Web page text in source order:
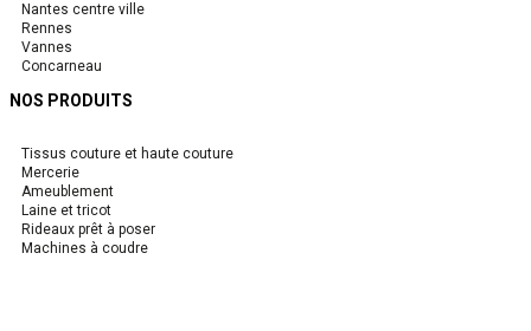
Nantes centre ville
Rennes
Vannes
Concarneau
NOS PRODUITS
Tissus couture et haute couture
Mercerie
Ameublement
Laine et tricot
Rideaux prêt à poser
Machines à coudre